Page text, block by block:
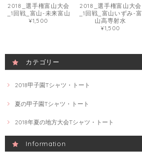
2018_選手権富山大会
_1回戦_富山-未来富山
¥1,500
2018_選手権富山大会
_1回戦_富山いずみ-富
山高専射水
¥1,500
カテゴリー
2018甲子園Tシャツ・トート
夏の甲子園Tシャツ・トート
2018年夏の地方大会Tシャツ・トート
Information